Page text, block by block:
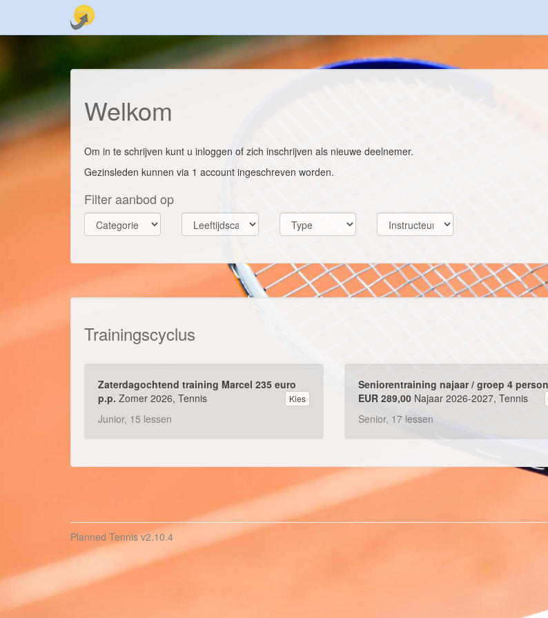
Welkom
Om in te schrijven kunt u inloggen of zich inschrijven als nieuwe deelnemer.
Gezinsleden kunnen via 1 account ingeschreven worden.
Filter aanbod op
Trainingscyclus
Zaterdagochtend training Marcel 235 euro
p.p. Zomer 2026, Tennis Kies
Junior, 15 lessen
Seniorentraining najaar / groep 4
EUR 289,00Najaar 2026-2027, Tennis
Senior, 17 lessen
Planned Tennisv2.10.4